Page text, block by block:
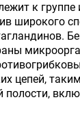
к
широкого
цепей,
полости,